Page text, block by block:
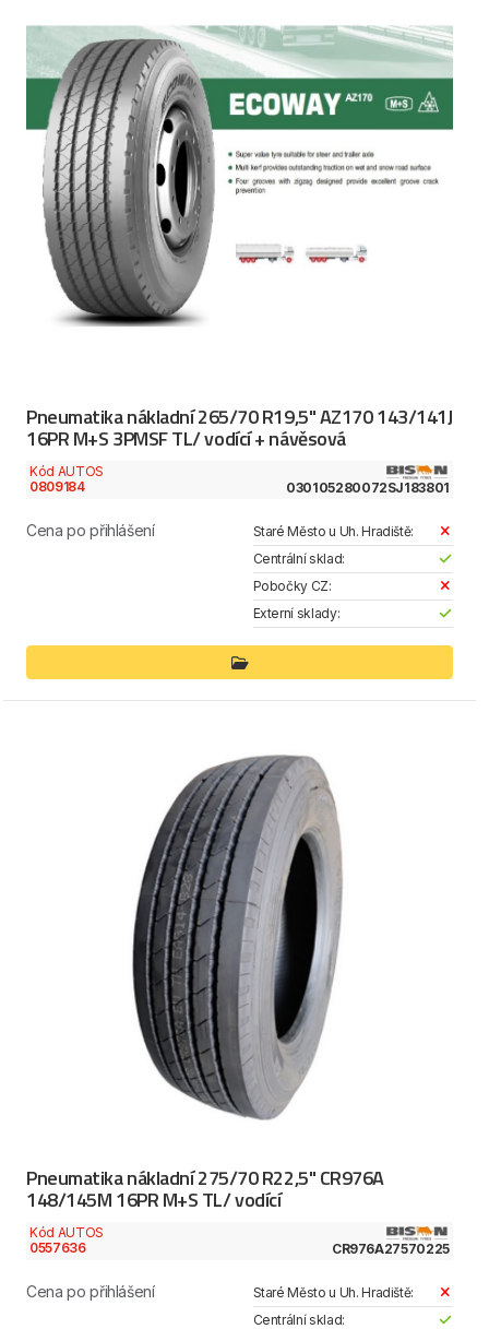
Pneumatika nákladní 265/70 R19,5" AZ170 143/141J
16PR M+S 3PMSF TL/ vodící + návěsová
Kód AUTOS
0809184
030105280072SJ183801
Cena po přihlášení
Staré Město u Uh. Hradiště:
Centrální sklad:
Pobočky CZ:
Externí sklady:
Pneumatika nákladní 275/70 R22,5" CR976A
148/145M 16PR M+S TL/ vodící
Kód AUTOS
0557636
CR976A27570225
Cena po přihlášení
Staré Město u Uh. Hradiště:
Centrální sklad: